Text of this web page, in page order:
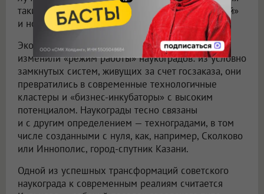
такие города называют «урбанистической элитой»
и новыми «точками роста».
Экономические потрясения 1990-х структурно
изменили «режим работы» наукоградов: из условно
замкнутых систем, живущих за счет госзаказа, они
превратились в современные технологичные
кластеры и «бизнес-инкубаторы» с высоким
потенциалом. Наукограды тесно связаны
и с другим определением — техноградами, в том
числе созданными с нуля, как, например, Сколково
или Иннополис, город-спутник Казани.
Одной из успешных трансформаций советского
наукограда к современным реалиям считается